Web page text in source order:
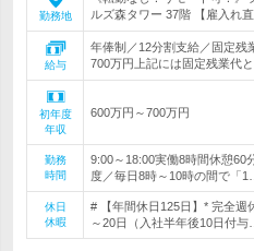
勤務地
ルズ森タワー 37階 【雇入れ
給与
年俸制／12分割支給／固定残
700万円上記には固定残業代
初年度
年収
600万円～700万円
勤務
時間
9:00～18:00実働8時間休憩60
度／毎日8時～10時の間で「1…
休日
休暇
# 【年間休日125日】* 完全週
～20日（入社半年後10日付与…